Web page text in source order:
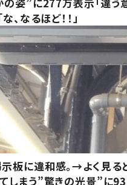
な、なるほど！！」
板に違和感。→よく見
しまう”驚きの光景”に